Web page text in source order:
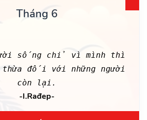
Tháng 6
sống chỉ vì mình thì
đối với những người
còn lại.
-I.Rađep-